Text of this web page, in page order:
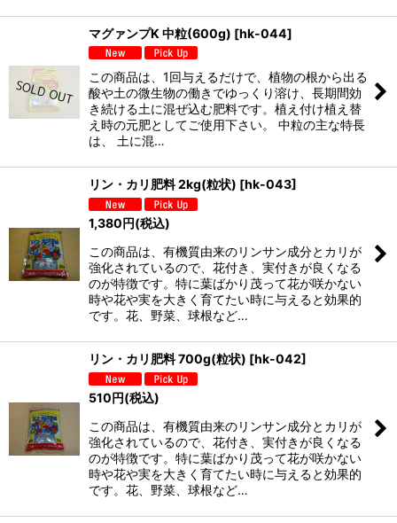
マグァンプK 中粒(600g) [hk-044]
この商品は、1回与えるだけで、植物の根から出る
酸や土の微生物の働きでゆっくり溶け、長期間効
き続ける土に混ぜ込む肥料です。植え付け植え替
え時の元肥としてご使用下さい。 中粒の主な特長
は、 土に混…
リン・カリ肥料 2kg(粒状) [hk-043]
1,380円(税込)
この商品は、有機質由来のリンサン成分とカリが
強化されているので、花付き、実付きが良くなる
のが特徴です。特に葉ばかり茂って花が咲かない
時や花や実を大きく育てたい時に与えると効果的
です。花、野菜、球根など…
リン・カリ肥料 700g(粒状) [hk-042]
510円(税込)
この商品は、有機質由来のリンサン成分とカリが
強化されているので、花付き、実付きが良くなる
のが特徴です。特に葉ばかり茂って花が咲かない
時や花や実を大きく育てたい時に与えると効果的
です。花、野菜、球根など…